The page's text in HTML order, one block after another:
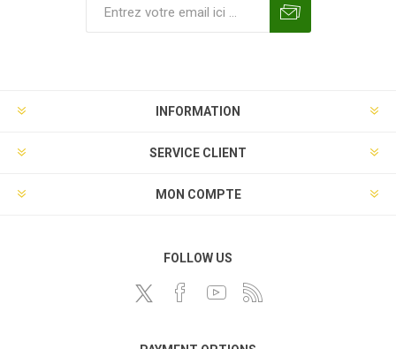
INFORMATION
SERVICE CLIENT
MON COMPTE
FOLLOW US